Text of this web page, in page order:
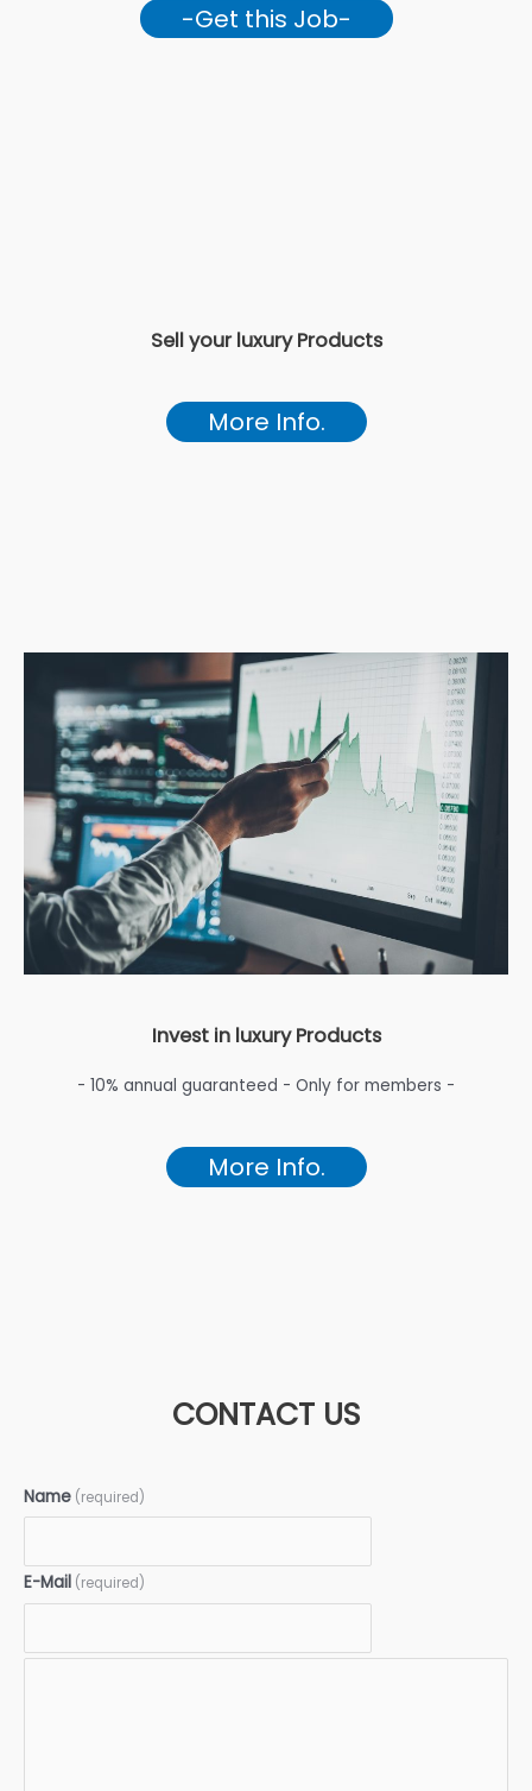
-Get this Job-
Sell your luxury Products
More Info.
Invest in luxury Products
- 10% annual guaranteed - Only for members -
More Info.
CONTACT US
Name (required)
E-Mail (required)